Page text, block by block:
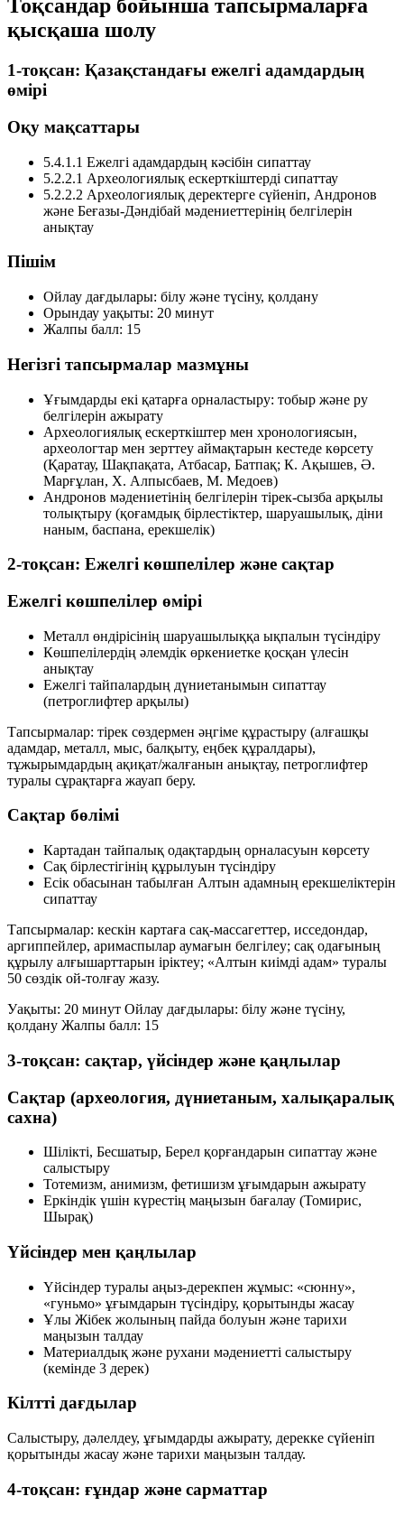
Тоқсандар бойынша тапсырмаларға
қысқаша шолу
1-тоқсан: Қазақстандағы ежелгі адамдардың
өмірі
Оқу мақсаттары
5.4.1.1 Ежелгі адамдардың кәсібін сипаттау
5.2.2.1 Археологиялық ескерткіштерді сипаттау
5.2.2.2 Археологиялық деректерге сүйеніп, Андронов
және Беғазы-Дәндібай мәдениеттерінің белгілерін
анықтау
Пішім
Ойлау дағдылары: білу және түсіну, қолдану
Орындау уақыты: 20 минут
Жалпы балл: 15
Негізгі тапсырмалар мазмұны
Ұғымдарды екі қатарға орналастыру: тобыр және ру
белгілерін ажырату
Археологиялық ескерткіштер мен хронологиясын,
археологтар мен зерттеу аймақтарын кестеде көрсету
(Қаратау, Шақпақата, Атбасар, Батпақ; К. Ақышев, Ә.
Марғұлан, Х. Алпысбаев, М. Медоев)
Андронов мәдениетінің белгілерін тірек-сызба арқылы
толықтыру (қоғамдық бірлестіктер, шаруашылық, діни
наным, баспана, ерекшелік)
2-тоқсан: Ежелгі көшпелілер және сақтар
Ежелгі көшпелілер өмірі
Металл өндірісінің шаруашылыққа ықпалын түсіндіру
Көшпелілердің әлемдік өркениетке қосқан үлесін
анықтау
Ежелгі тайпалардың дүниетанымын сипаттау
(петроглифтер арқылы)
Тапсырмалар: тірек сөздермен әңгіме құрастыру (алғашқы
адамдар, металл, мыс, балқыту, еңбек құралдары),
тұжырымдардың ақиқат/жалғанын анықтау, петроглифтер
туралы сұрақтарға жауап беру.
Сақтар бөлімі
Картадан тайпалық одақтардың орналасуын көрсету
Сақ бірлестігінің құрылуын түсіндіру
Есік обасынан табылған Алтын адамның ерекшеліктерін
сипаттау
Тапсырмалар: кескін картаға сақ-массагеттер, исседондар,
аргиппейлер, аримаспылар аумағын белгілеу; сақ одағының
құрылу алғышарттарын іріктеу; «Алтын киімді адам» туралы
50 сөздік ой-толғау жазу.
Уақыты: 20 минут Ойлау дағдылары: білу және түсіну,
қолдану Жалпы балл: 15
3-тоқсан: сақтар, үйсіндер және қаңлылар
Сақтар (археология, дүниетаным, халықаралық
сахна)
Шілікті, Бесшатыр, Берел қорғандарын сипаттау және
салыстыру
Тотемизм, анимизм, фетишизм ұғымдарын ажырату
Еркіндік үшін күрестің маңызын бағалау (Томирис,
Шырақ)
Үйсіндер мен қаңлылар
Үйсіндер туралы аңыз-дерекпен жұмыс: «сюнну»,
«гуньмо» ұғымдарын түсіндіру, қорытынды жасау
Ұлы Жібек жолының пайда болуын және тарихи
маңызын талдау
Материалдық және рухани мәдениетті салыстыру
(кемінде 3 дерек)
Кілтті дағдылар
Салыстыру, дәлелдеу, ұғымдарды ажырату, дерекке сүйеніп
қорытынды жасау және тарихи маңызын талдау.
4-тоқсан: ғұндар және сарматтар